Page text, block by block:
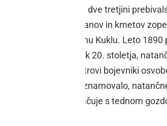
a jo je hrast preživel, dve tretjini
odpor meščanov in kmetov
Herič in Simonu Kuklu. Leto
- Šentilj. Začetek 20. stoletja,
leta 1919 Maistrovi bojevniki
21. stoletja je zaznamovalo,
časovnem traku označuje s tednom